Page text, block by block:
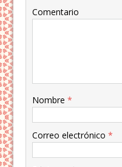
Comentario
Nombre*
Correo electrónico*